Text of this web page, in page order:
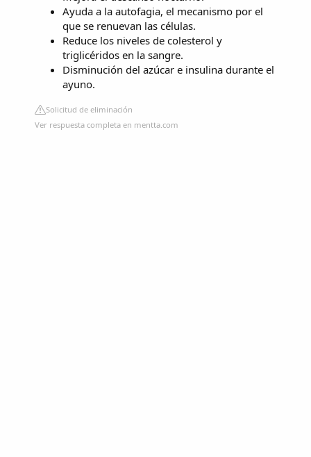
Ayuda a la autofagia, el mecanismo por el
que se renuevan las células.
Reduce los niveles de colesterol y
triglicéridos en la sangre.
Disminución del azúcar e insulina durante el
ayuno.
Solicitud de eliminación
Ver respuesta completa en mentta.com